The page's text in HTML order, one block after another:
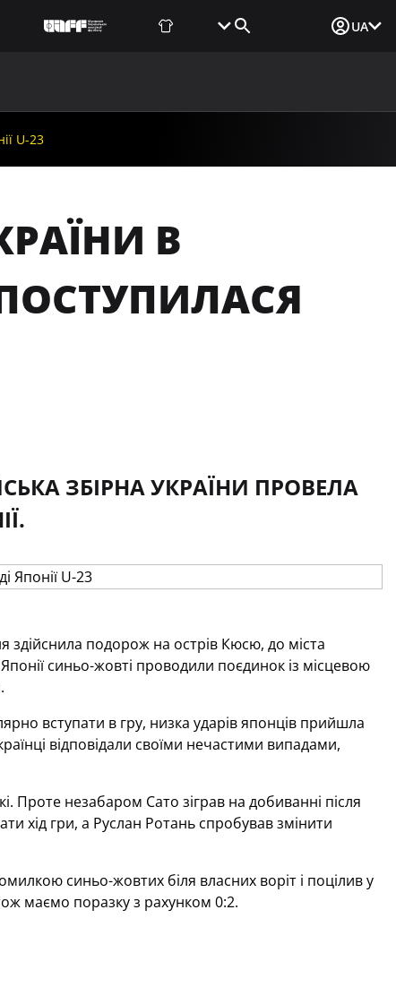
UA
U-23
В
ЗБІРНА УКРАЇНИ ПРОВЕЛА
здійснила подорож на острів Кюсю, до міста
синьо-жовті проводили поєдинок із місцевою
вступати в гру, низка ударів японців прийшла
відповідали своїми нечастими випадами,
Проте незабаром Сато зіграв на добиванні після
хід гри, а Руслан Ротань спробував змінити
синьо-жовтих біля власних воріт і поцілив у
маємо поразку з рахунком 0:2.